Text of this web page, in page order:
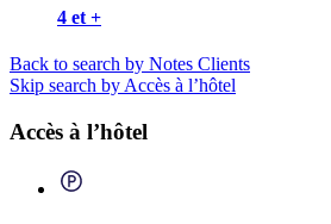
4 et +
Back to search by Notes Clients
Skip search by Accès à l’hôtel
Accès à l’hôtel